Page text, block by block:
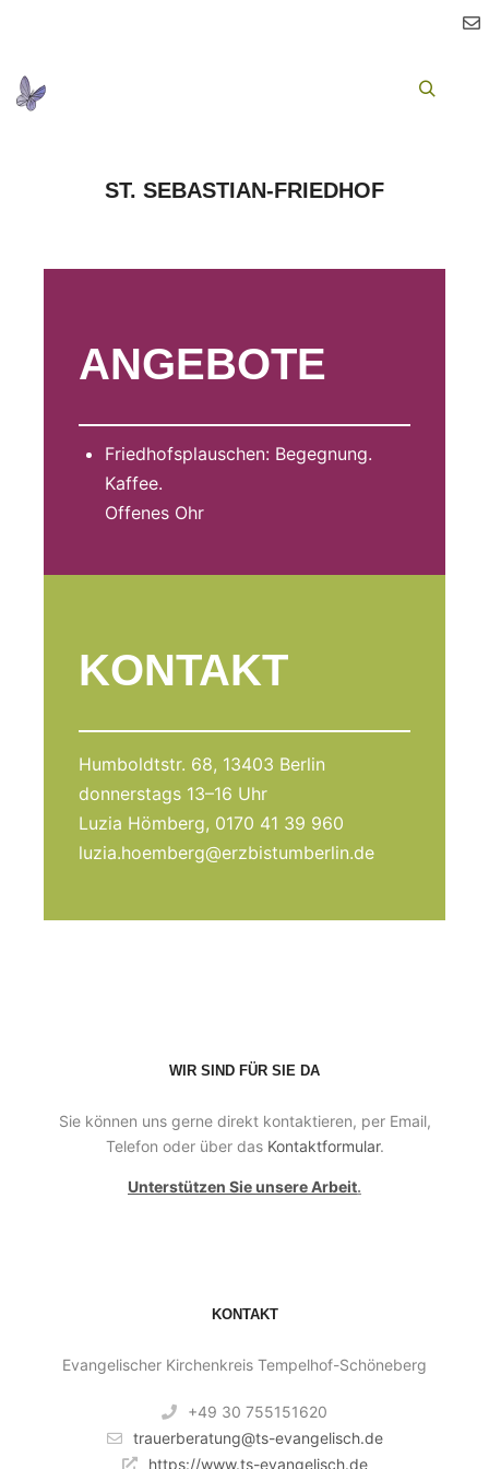
ST. SEBASTIAN-FRIEDHOF
ANGEBOTE
Friedhofsplauschen: Begegnung.
Kaffee.
Offenes Ohr
KONTAKT
Humboldtstr. 68, 13403 Berlin
donnerstags 13–16 Uhr
Luzia Hömberg, 0170 41 39 960
luzia.hoemberg@erzbistumberlin.de
WIR SIND FÜR SIE DA
Sie können uns gerne direkt kontaktieren, per Email,
Telefon oder über das Kontaktformular.
Unterstützen Sie unsere Arbeit.
KONTAKT
Evangelischer Kirchenkreis Tempelhof-Schöneberg
+49 30 755151620
trauerberatung@ts-evangelisch.de
https://www.ts-evangelisch.de